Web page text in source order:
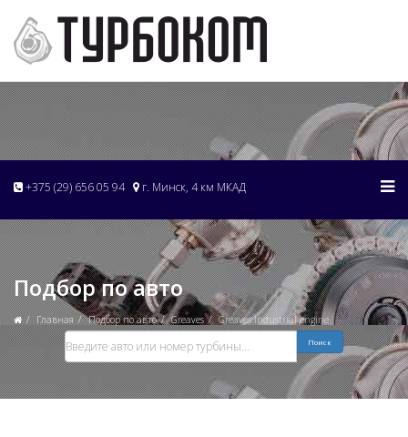
+375 (29) 656 05 94 г. Минск, 4 км МКАД
Подбор по авто
Главная Подбор по авто Greaves Greaves Industrial engine
Поиск